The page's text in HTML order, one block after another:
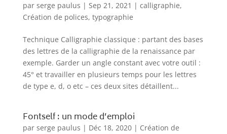
par serge paulus | Sep 21, 2021 | calligraphie,
Création de polices, typographie
Technique Calligraphie classique : partant des bases
des lettres de la calligraphie de la renaissance par
exemple. Garder un angle constant avec votre outil :
45° et travailler en plusieurs temps pour les lettres
de type e, d, o etc – ces deux sites détaillent...
Fontself : un mode d’emploi
par serge paulus | Déc 18, 2020| Création de